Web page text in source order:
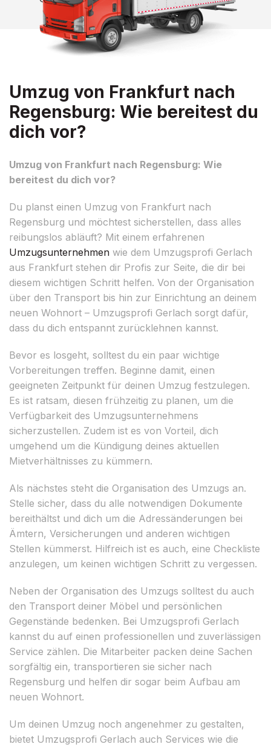
Umzug von Frankfurt nach
Regensburg: Wie bereitest du
dich vor?
Umzug von Frankfurt nach Regensburg: Wie
bereitest du dich vor?
Du planst einen Umzug von Frankfurt nach
Regensburg und möchtest sicherstellen, dass alles
reibungslos abläuft? Mit einem erfahrenen
Umzugsunternehmen wie dem Umzugsprofi Gerlach
aus Frankfurt stehen dir Profis zur Seite, die dir bei
diesem wichtigen Schritt helfen. Von der Organisation
über den Transport bis hin zur Einrichtung an deinem
neuen Wohnort – Umzugsprofi Gerlach sorgt dafür,
dass du dich entspannt zurücklehnen kannst.
Bevor es losgeht, solltest du ein paar wichtige
Vorbereitungen treffen. Beginne damit, einen
geeigneten Zeitpunkt für deinen Umzug festzulegen.
Es ist ratsam, diesen frühzeitig zu planen, um die
Verfügbarkeit des Umzugsunternehmens
sicherzustellen. Zudem ist es von Vorteil, dich
umgehend um die Kündigung deines aktuellen
Mietverhältnisses zu kümmern.
Als nächstes steht die Organisation des Umzugs an.
Stelle sicher, dass du alle notwendigen Dokumente
bereithältst und dich um die Adressänderungen bei
Ämtern, Versicherungen und anderen wichtigen
Stellen kümmerst. Hilfreich ist es auch, eine Checkliste
anzulegen, um keinen wichtigen Schritt zu vergessen.
Neben der Organisation des Umzugs solltest du auch
den Transport deiner Möbel und persönlichen
Gegenstände bedenken. Bei Umzugsprofi Gerlach
kannst du auf einen professionellen und zuverlässigen
Service zählen. Die Mitarbeiter packen deine Sachen
sorgfältig ein, transportieren sie sicher nach
Regensburg und helfen dir sogar beim Aufbau am
neuen Wohnort.
Um deinen Umzug noch angenehmer zu gestalten,
bietet Umzugsprofi Gerlach auch Services wie die